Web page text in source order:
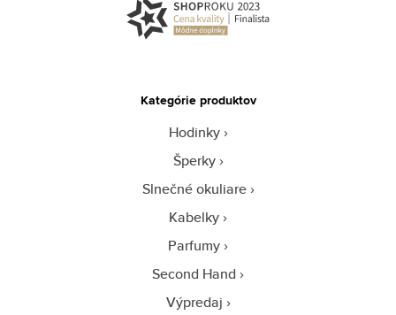
Kategórie produktov
Hodinky
Šperky
Slnečné okuliare
Kabelky
Parfumy
Second Hand
Výpredaj